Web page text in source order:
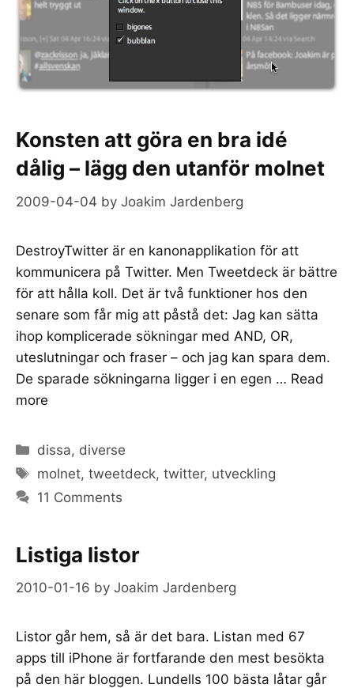
Konsten att göra en bra idé
dålig – lägg den utanför molnet
2009-04-04 by Joakim Jardenberg
DestroyTwitter är en kanonapplikation för att
kommunicera på Twitter. Men Tweetdeck är bättre
för att hålla koll. Det är två funktioner hos den
senare som får mig att påstå det: Jag kan sätta
ihop komplicerade sökningar med AND, OR,
uteslutningar och fraser – och jag kan spara dem.
De sparade sökningarna ligger i en egen … Read
more
Categories
dissa, diverse
Tags
molnet,tweetdeck,twitter, utveckling
11 Comments
Listiga listor
2010-01-16 by Joakim Jardenberg
Listor går hem, så är det bara. Listan med 67
apps till iPhone är fortfarande den mest besökta
på den här bloggen. Lundells 100 bästa låtar går